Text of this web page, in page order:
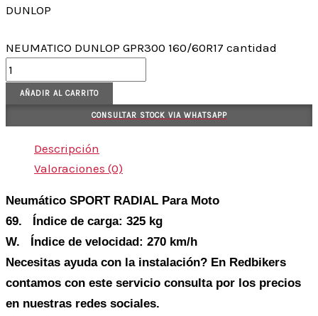
DUNLOP
NEUMATICO DUNLOP GPR300 160/60R17 cantidad
AÑADIR AL CARRITO
CONSULTAR STOCK VIA WHATSAPP
Descripción
Valoraciones (0)
Neumático SPORT RADIAL Para Moto
69. Índice de carga: 325 kg
W. Índice de velocidad: 270 km/h
Necesitas ayuda con la instalación? En Redbikers
contamos con este servicio consulta por los precios
en nuestras redes sociales.